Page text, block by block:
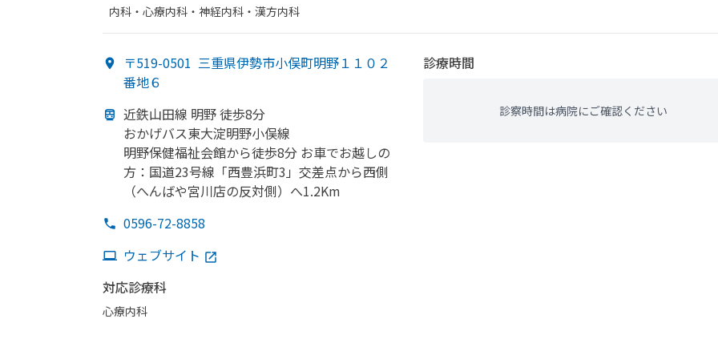
内科・​心療内科・​神経内科・​漢方内科
〒519-0501 三重県伊勢市小俣町明野１１０２
番地６
近鉄山田線 明野 徒歩8分
おかげバス東大淀明野小俣線
明野保健福祉会館から徒歩8分 お車でお越しの
方 ：国道23号線 「西豊浜町3」 交差点から西側
（へんばや宮川店の反対側） へ1.2Km
0596-72-8858
ウェブサイト
対応診療科
心療内科
診療時間
診察時間は病院にご確認ください